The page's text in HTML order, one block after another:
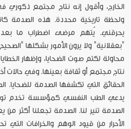
الخارج، وأقول إنه نتاج مجتمع
ولحظة تاريخية محددة. هذه الصدمة
يحرقني. يُتهم مرضى اضطراب ما بعد
"بعقلانية" ولا يرون الأمور بشكلها
محاولة لكتم صوت الضحايا، وإظهار
نتاج مجتمع أو ثقافة بعينها. وفي حالات
الحقائق التي تكشفها الصدمة للضحايا.
يدعي الطب النفسي كمؤسسة تخدم
الصدمة تنير لنا. الصدمة تجعلنا أكثر من
الأحرار من قيود الوهم والخرافات التي